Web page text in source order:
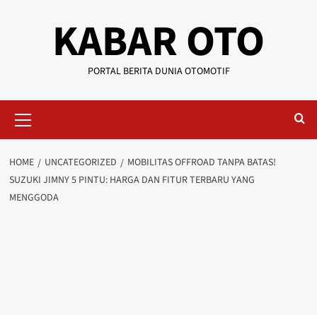
KABAR OTO
PORTAL BERITA DUNIA OTOMOTIF
HOME UNCATEGORIZED
MOBILITAS OFFROAD TANPA BATAS!
SUZUKI JIMNY 5 PINTU: HARGA DAN FITUR TERBARU YANG
MENGGODA